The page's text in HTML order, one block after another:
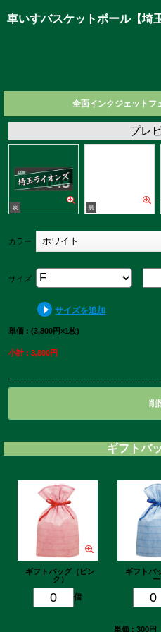
車いすバスケットボール【埼
全面インクジェットフ
プレ
カラー ホワイト
サイズ
サイズを追加
単価 : (3,800円×1枚)
小計 : 3,800円
削
ギフトバ
ギフトバッグ（ピン
ク）
個
ギフトバ
ー
単価 : 300円